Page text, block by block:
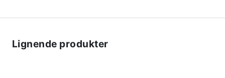
Lignende produkter